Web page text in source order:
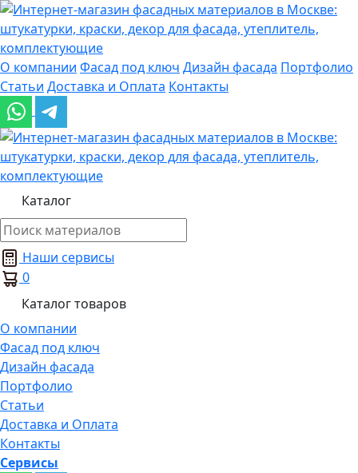
О компании Фасад под ключ Дизайн фасада Портфолио
Статьи Доставка и Оплата Контакты
Каталог
Наши сервисы
0
Каталог товаров
О компании
Фасад под ключ
Дизайн фасада
Портфолио
Статьи
Доставка и Оплата
Контакты
Сервисы